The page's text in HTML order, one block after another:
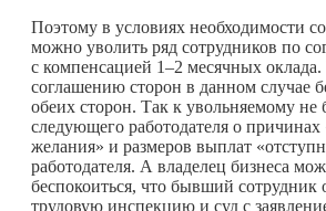
Поэтому в условиях необходимости
можно уволить ряд сотрудников по
с компенсацией 1–2 месячных
соглашению сторон в данном случае
обеих сторон. Так к увольняемому не
следующего работодателя о причинах
желания» и размеров выплат
работодателя. А владелец бизнеса
беспокоиться, что бывший сотрудник
трудовую инспекцию и суд с